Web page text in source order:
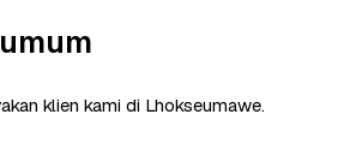
klien kami di Lhokseumawe.